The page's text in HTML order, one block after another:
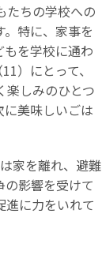
たちの学校への
特に、家事を
を学校に通わ
）にとって、
楽しみのひとつ
美味しいごは
家を離れ、避難
の影響を受けて
進に力をいれて